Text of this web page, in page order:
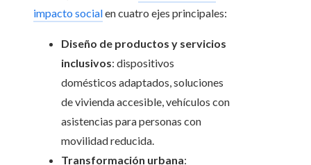
impacto socialen cuatro ejes principales:
Diseño de productos y servicios
inclusivos: dispositivos
domésticos adaptados, soluciones
de vivienda accesible, vehículos con
asistencias para personas con
movilidad reducida.
Transformación urbana: